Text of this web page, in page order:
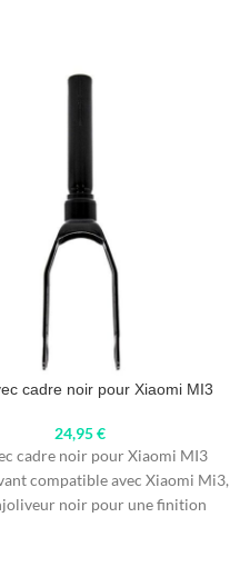
cadre noir pour Xiaomi MI3
24,95€
cadre noir pour Xiaomi MI3
compatible avec Xiaomi Mi3,
noir pour une finition